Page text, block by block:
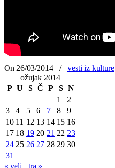
On 26/03/2014 /
vesti iz kulture
ožujak 2014
P U S Č P S N
1
2
3
4 5 6 7 8
9
10 11 12 13 14 15 16
17 18 19 20 21 22 23
24 25 26 27 28 29 30
31
« velj
tra »